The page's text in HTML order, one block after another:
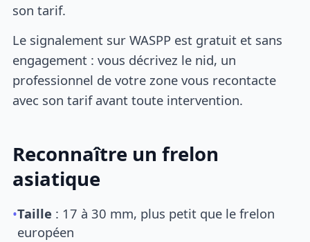
son tarif.
Le signalement sur WASPP est gratuit et sans
engagement : vous décrivez le nid, un
professionnel de votre zone vous recontacte
avec son tarif avant toute intervention.
Reconnaître un frelon
asiatique
•Taille : 17 à 30 mm, plus petit que le frelon
européen